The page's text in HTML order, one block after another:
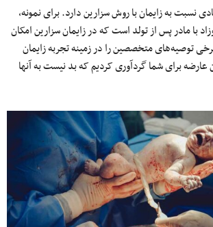
نسبت به زایمان با روش سزارین دارد. برای نمونه،
با مادر پس از تولد است که در زایمان سزارین امکان
توصیه‌های متخصصین را در زمینه تجربه زایمان
برای شما گردآوری کردیم که بد نیست به آنها